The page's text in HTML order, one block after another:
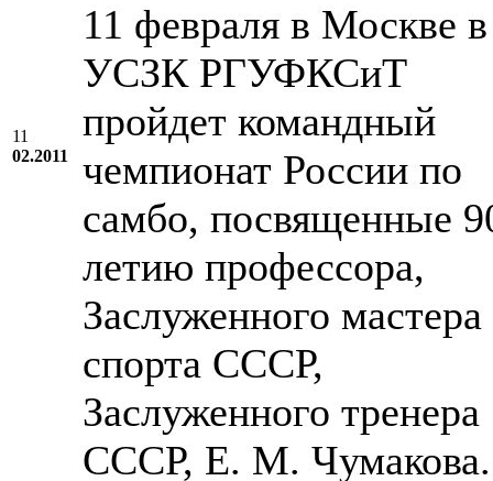
11
02.2011
11 февраля в Москве в
УСЗК РГУФКСиТ
пройдет командный
чемпионат России по
самбо, посвященные
летию профессора,
Заслуженного мастера
спорта СССР,
Заслуженного тренера
СССР, Е. М. Чумакова.